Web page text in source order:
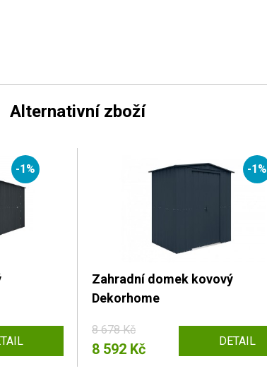
Alternativní zboží
-1% -1%
Zahradní domek kovový
Dekorhome
8 678 Kč
8 592 Kč DETAIL